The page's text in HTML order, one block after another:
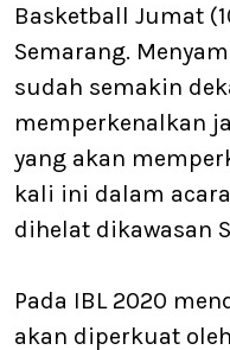
Basketball Jumat
Semarang.
sudah semakin
memperkenalkan
yang akan
kali ini dalam
dihelat dikawasan
Pada IBL 2020
akan diperkuat